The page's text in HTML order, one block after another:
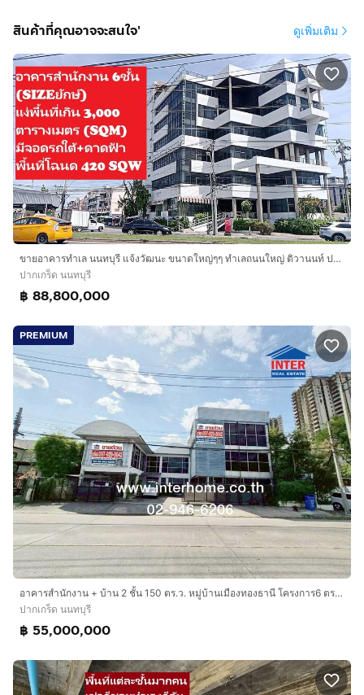
ราคาเพียง 88,800,000 บาท (BATH) คุ้มค่าทุกบาท ถูกมาก
เทียบสิ่งที่ได้รับ โทรคุณต่อ (ศักรนันทน์) โทร
กดเพื่อดูเบอร์
โทร xxxxxx979ยินดีเสมอหรือ ID LINE : Torry5782898
อีกเบอร์กดเพื่อดูเบอร์โทร xxxxxx129ต้องรีบครับผม
ขายอาคารสำนักงาน6-8 ชั้นขนาดใหญ่ริมถนนใหญ่
ปากเกร็ด รองรับคนทำงาน 200-300 สบายๆที่จอดรถร่วม
50 คันรถยนหน้าม.ลานทองเจริญสุดๆ อาคารสำนักงานยักษ์
ใหญ่ SALES Big office building 6-8 ชั้น Floors นนทบุรี-
แจ้งวัฒนะ 6-8 ชั้น FLOORS 3,500 ตารางเมตร Sqm 1ไร่
20วา เท่ากับ 420 ตารางวา Sqw จุดทำเลตั้ง ติดถนนใหญ่
ติวานนท์ - ปากเกร็ด 25 หน้า ม. ลานทอง (เจริญมีทุกอย่าง
ลูกน้องสบายด้วย) โฉนดไม่ติดใดๆ พร้อมโอนให้คุณไปทำ
ธุรกิจ หรือบริษัท ตามต้องการได้ทันที รับรองของดีมาก เนื่อง
ด้วยเดิมเป็น OFFICE ของบริษัทและเครือญาติ 1-3 ชั้นเลย
อาคารดีเยี่ยม Good Building VeryGood เดิมตั้งไว้ 115 ล้าน
บาท เพื่อปล่อยคงขาย 88,800,000 บาทเท่านั้น รับรองคุ้ม
ทุกราคาจ่าย ทำบริษัทขนาดกลางใหญ่สบาย หรือบริษัท
เทคโนโลยีใหญ่ๆแบรนด์นำจากยุโรป หรือจีนได้เลยเสมือนทั่ว
โลกที่ตั้ง ด่วนๆๆๆๆนัดจับจอง TEL คุณต่อ (K.TOR)กดเพื่อดู
เบอร์โทร xxxxxx979
อาคารแข็งแรง ขออนุญาตถูกเกณฑ์ ไม่มีปัญหาใดๆ พร้อม
ขายผู้สร้างบริษัท ออฟฟิศรองรับผู้ทำงานได้ 200-300 ได้
เนื่องด้วยเนื้อที่ที่เป็นทั้ง 6 ชั้นใช้สอยเต็มและมีดาดฟ้า กับจอด
รถเสมือนล่างชั้น 1 อีก หาไม่ไ้ด ใกล้รถไฟฟ้าแค่สถานี
ปากเกร็ด ราว 3 กิโล ถนนแจ้งวัฒนะก็ขึ้นสะพานกลับรถไป
แจ้งวัฒนะได้เลย ใกล้ห้างใหญ่ต่างๆเอาใกล้ สะดวกทุุกอย่าง
ด่วนนะครับ เสมือนซื้ออาคารตึกแถว 7-8 ห้องเอง แต่นี่ได้
เยอะกว่าเยอะสะดวกที่จอดรถมีรา 50-60 คันสบายๆไม่รวม
มอร์เตอร์ไซค์ เอาเป็นว่าหายาก พร้อมลงงานปรับปรุงซัก 4
อีกเบอร์กดเพื่อดูเบอร์โทร xxxxxx129
สินค้าที่คุณอาจจะสนใจ' ดูเพิ่มเติม
ขายอาคารทำเล นนทบุรี แจ้งวัฒนะ ขนาดใหญ่ๆๆ ทำเลถนนใหญ่ ติวานนท์ ปากเกร็ด25 ติดถนนใหญ่ หน้า ม.ลานทอง 7-8ชั้นหาไม่ได้พื้นที่ใช้สอยเกิน 3000 SQM
ปากเกร็ด นนทบุรี
฿ 88,800,000
PREMIUM
อาคารสำนักงาน + บ้าน 2 ชั้น 150 ตร.ว. หมู่บ้านเมืองทองธานี โครงการ6 ตรงข้ามทะเลสาบเมืองทองธานี ใกล้อาคารอิมแพ็ค ชาเลนเจอร์ ติดถนนป๊อปปูล่า
ปากเกร็ด นนทบุรี
฿ 55,000,000